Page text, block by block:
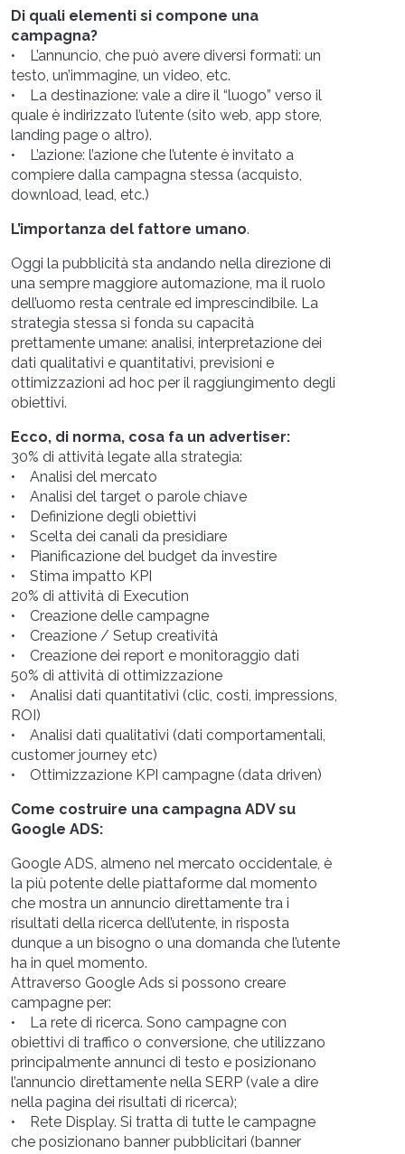
Di quali elementi si compone una
campagna?
• L’annuncio, che può avere diversi formati: un
testo, un’immagine, un video, etc.
• La destinazione: vale a dire il “luogo” verso il
quale è indirizzato l’utente (sito web, app store,
landing page o altro).
• L’azione: l’azione che l’utente è invitato a
compiere dalla campagna stessa (acquisto,
download, lead, etc.)
L’importanza del fattore umano.
Oggi la pubblicità sta andando nella direzione di
una sempre maggiore automazione, ma il ruolo
dell’uomo resta centrale ed imprescindibile. La
strategia stessa si fonda su capacità
prettamente umane: analisi, interpretazione dei
dati qualitativi e quantitativi, previsioni e
ottimizzazioni ad hoc per il raggiungimento degli
obiettivi.
Ecco, di norma, cosa fa un advertiser:
30% di attività legate alla strategia:
• Analisi del mercato
• Analisi del target o parole chiave
• Definizione degli obiettivi
• Scelta dei canali da presidiare
• Pianificazione del budget da investire
• Stima impatto KPI
20% di attività di Execution
• Creazione delle campagne
• Creazione / Setup creatività
• Creazione dei report e monitoraggio dati
50% di attività di ottimizzazione
• Analisi dati quantitativi (clic, costi, impressions,
ROI)
• Analisi dati qualitativi (dati comportamentali,
customer journey etc)
• Ottimizzazione KPI campagne (data driven)
Come costruire una campagna ADV su
Google ADS:
Google ADS, almeno nel mercato occidentale, è
la più potente delle piattaforme dal momento
che mostra un annuncio direttamente tra i
risultati della ricerca dell’utente, in risposta
dunque a un bisogno o una domanda che l’utente
ha in quel momento.
Attraverso Google Ads si possono creare
campagne per:
• La rete di ricerca. Sono campagne con
obiettivi di traffico o conversione, che utilizzano
principalmente annunci di testo e posizionano
l’annuncio direttamente nella SERP (vale a dire
nella pagina dei risultati di ricerca);
• Rete Display. Si tratta di tutte le campagne
che posizionano banner pubblicitari (banner